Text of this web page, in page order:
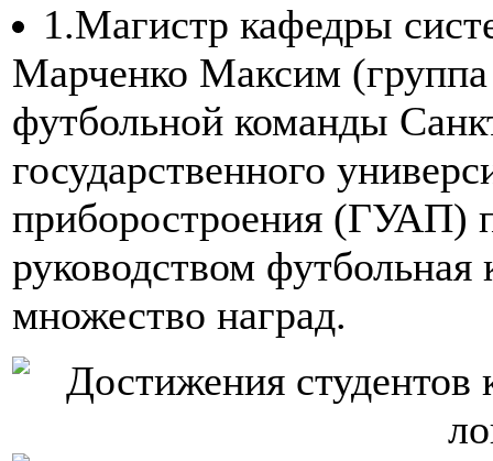
1.Магистр кафедры
Марченко Максим
футбольной команды
государственного
приборостроения (ГУАП)
руководством
множество наград.